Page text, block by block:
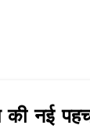
नई